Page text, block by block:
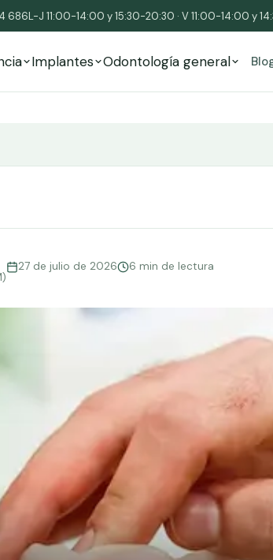
686L-J 11:00-14:00 y 15:30-20:30 · V 11:00-14:00 y
Implantes Odontología general
27 de julio de 2026 6 min de lectura